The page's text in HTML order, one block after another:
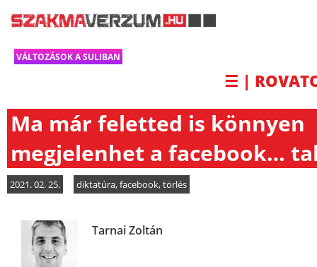
VÁLTOZÁSOK A SULIBAN
☰ |
Ma már feletted is könnyen
megjelenhet a facebook…
2021. 02. 25. diktatúra,facebook,törlés
Tarnai Zoltán